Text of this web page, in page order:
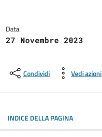
Data:
27 Novembre 2023
Condividi Vedi azioni
INDICE DELLA PAGINA